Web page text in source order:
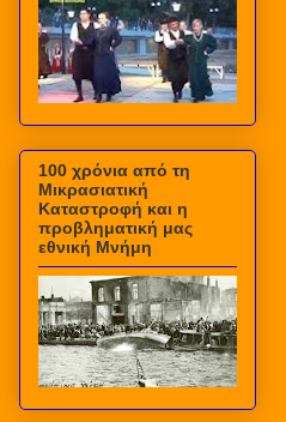
100 χρόνια από τη
Μικρασιατική
Καταστροφή και η
προβληματική μας
εθνική Μνήμη